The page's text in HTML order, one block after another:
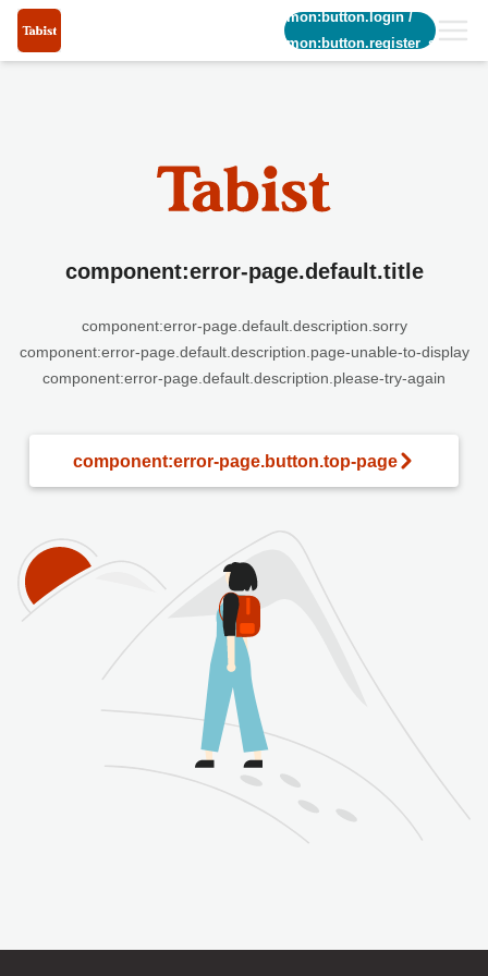
common:button.login/
common:button.register_short
component:error-page.default.title
component:error-page.default.description.sorry
component:error-page.default.description.page-unable-to-display
component:error-page.default.description.please-try-again
component:error-page.button.top-page